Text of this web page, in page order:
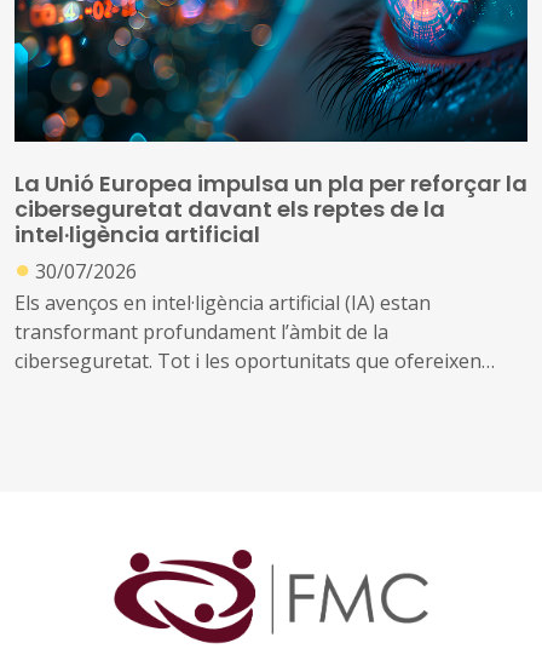
La Unió Europea impulsa un pla per reforçar la
ciberseguretat davant els reptes de la
intel·ligència artificial
● 30/07/2026
Els avenços en intel·ligència artificial (IA) estan
transformant profundament l’àmbit de la
ciberseguretat. Tot i les oportunitats que ofereixen
presentat el Pla d'Acció sobre Ciberseguretat i IA, una
iniciativa que mobilitzarà els estats membres, la
indústria i diferents organitzacions europees per
reforçar la seguretat digital de la Unió. El pla es basa en